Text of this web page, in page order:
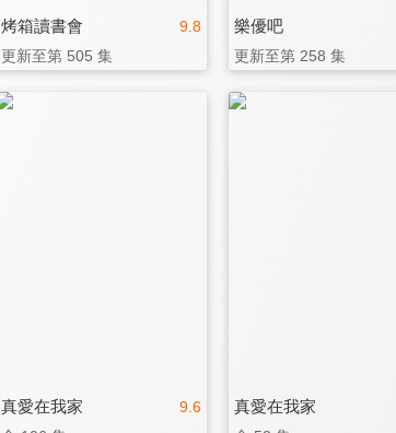
9.8
烤箱讀書會
更新至第 505 集
樂優吧
更新至第 258 集
9.6
真愛在我家 真愛在我家